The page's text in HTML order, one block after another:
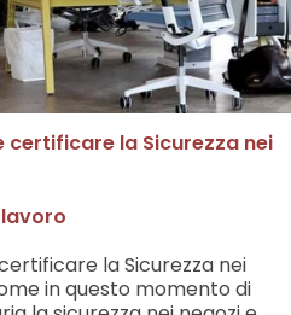
la Sicurezza nei
la Sicurezza nei
in questo momento di